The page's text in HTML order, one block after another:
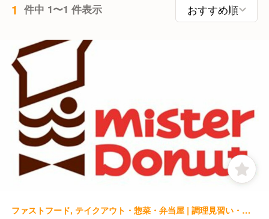
1 件中 1〜1 件表示
ファストフード, テイクアウト・惣菜・弁当屋 | 調理見習い・調理補助 | ミスタードーナツ ミスタードーナツイオンモール神戸北店